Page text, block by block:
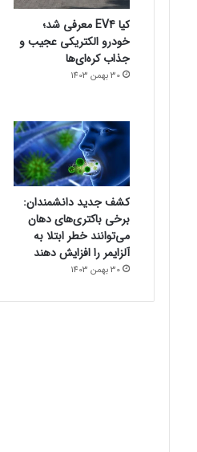
کیا EV4 معرفی شد؛
خودرو الکتریکی عجیب و
جذاب کره‌ای‌ها
30 بهمن 1403
کشف جدید دانشمندان:
برخی باکتری‌های دهان
می‌توانند خطر ابتلا به
آلزایمر را افزایش دهند
30 بهمن 1403